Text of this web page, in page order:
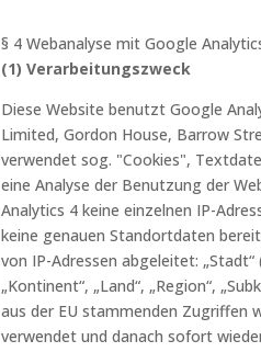
§ 4 Webanalyse mit Google
(1) Verarbeitungszweck
Diese Website benutzt Google
Limited, Gordon House, Barrow
verwendet sog. "Cookies",
eine Analyse der Benutzung der
Analytics 4 keine einzelnen IP-
keine genauen Standortdaten
von IP-Adressen abgeleitet:
„Kontinent“, „Land“, „Region“,
aus der EU stammenden Zugriffen
verwendet und danach sofort